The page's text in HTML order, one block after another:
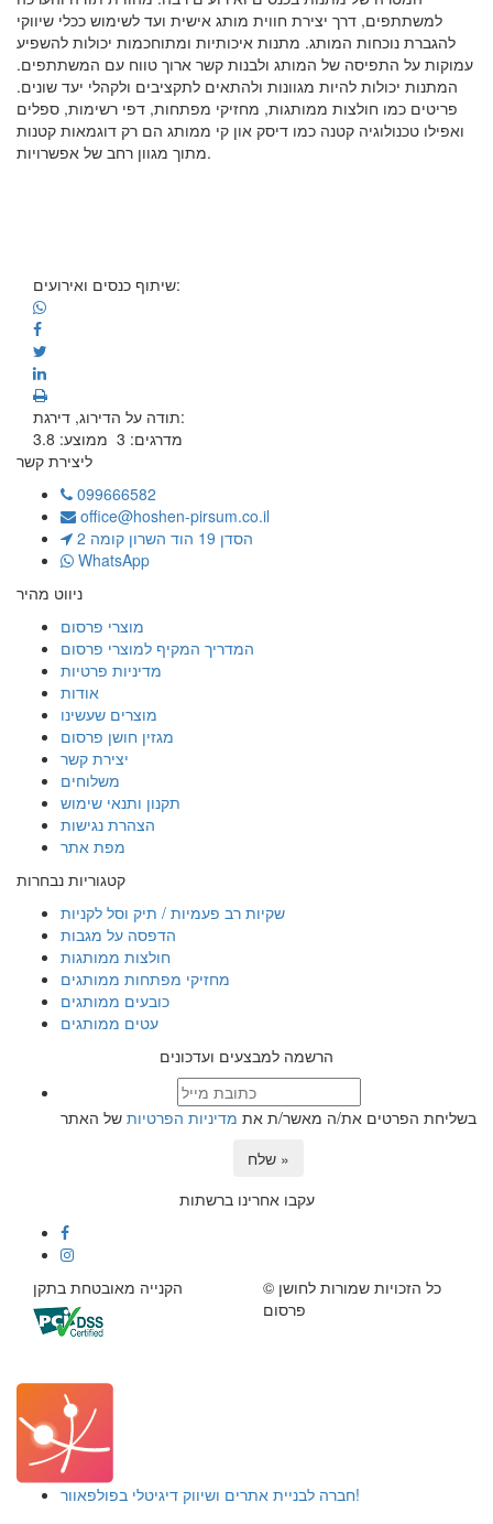
למשתתפים, דרך יצירת חווית מותג אישית ועד לשימוש ככלי שיווקי
להגברת נוכחות המותג. מתנות איכותיות ומתוחכמות יכולות להשפיע
עמוקות על התפיסה של המותג ולבנות קשר ארוך טווח עם המשתתפים.
המתנות יכולות להיות מגוונות ולהתאים לתקציבים ולקהלי יעד שונים.
פריטים כמו חולצות ממותגות, מחזיקי מפתחות, דפי רשימות, ספלים
ואפילו טכנולוגיה קטנה כמו דיסק און קי ממותג הם רק דוגמאות קטנות
מתוך מגוון רחב של אפשרויות.
שיתוף כנסים ואירועים:
תודה על הדירוג, דירגת:
מדרגים: 3 ממוצע: 3.8
ליצירת קשר
099666582
office@hoshen-pirsum.co.il
הסדן 19 הוד השרון קומה 2
WhatsApp
ניווט מהיר
מוצרי פרסום
המדריך המקיף למוצרי פרסום
מדיניות פרטיות
אודות
מוצרים שעשינו
מגזין חושן פרסום
יצירת קשר
משלוחים
תקנון ותנאי שימוש
הצהרת נגישות
מפת אתר
קטגוריות נבחרות
שקיות רב פעמיות / תיק וסל לקניות
הדפסה על מגבות
חולצות ממותגות
מחזיקי מפתחות ממותגים
כובעים ממותגים
עטים ממותגים
הרשמה למבצעים ועדכונים
בשליחת הפרטים את/ה מאשר/ת את מדיניות הפרטיות של האתר
שלח »
עקבו אחרינו ברשתות
© כל הזכויות שמורות לחושן
פרסום
הקנייה מאובטחת בתקן
חברה לבניית אתרים ושיווק דיגיטלי בפולפאוור!